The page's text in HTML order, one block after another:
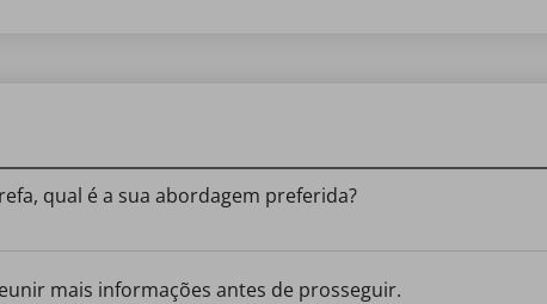
qual é a sua abordagem preferida?
mais informações antes de prosseguir.